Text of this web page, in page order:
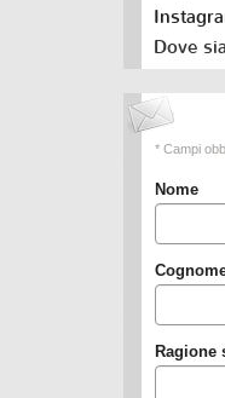
Dove
* Campi
Nome
Ragione